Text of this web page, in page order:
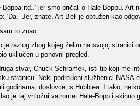
Boppa itd..’ jer smo pričali o Hale-Boppu.
‘Da.’ Jer, znate, Art Bell je optužen kao
to znao.
je razlog zbog kojeg želim na svojoj stranici
uključen u ponovni pregled.
stvar, Chuck Schramek, isti tip koji me
stranicu. Neki podređeni službenici
godinama, doslovce, s Hubblea. I tako,
je taj vrtložni vatromet Hale-Bopp i skinuo